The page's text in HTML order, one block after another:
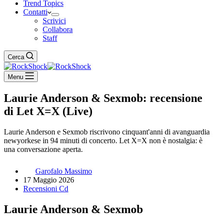
Trend Topics
Contatti
Scrivici
Collabora
Staff
Cerca
Menu
Laurie Anderson & Sexmob: recensione
di Let X=X (Live)
Laurie Anderson e Sexmob riscrivono cinquant'anni di avanguardia
newyorkese in 94 minuti di concerto. Let X=X non è nostalgia: è
una conversazione aperta.
Garofalo Massimo
17 Maggio 2026
Recensioni Cd
Laurie Anderson & Sexmob